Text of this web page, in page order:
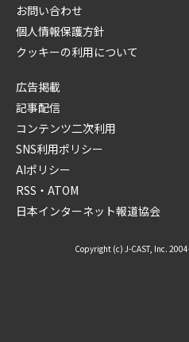
お問い合わせ
個人情報保護方針
クッキーの利用について
広告掲載
記事配信
コンテンツ二次利用
SNS利用ポリシー
AIポリシー
RSS・ATOM
日本インターネット報道協会
Copyright (c) J-CAST, Inc.